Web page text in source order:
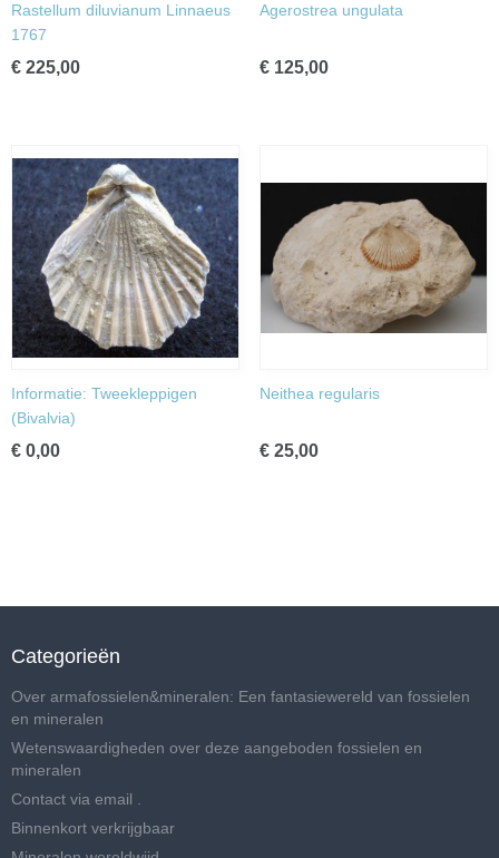
Rastellum diluvianum Linnaeus
1767
€ 225,00
Agerostrea ungulata
€ 125,00
Informatie: Tweekleppigen
(Bivalvia)
€ 0,00
Neithea regularis
€ 25,00
Categorieën
Over armafossielen&mineralen: Een fantasiewereld van fossielen
en mineralen
Wetenswaardigheden over deze aangeboden fossielen en
mineralen
Contact via email .
Binnenkort verkrijgbaar